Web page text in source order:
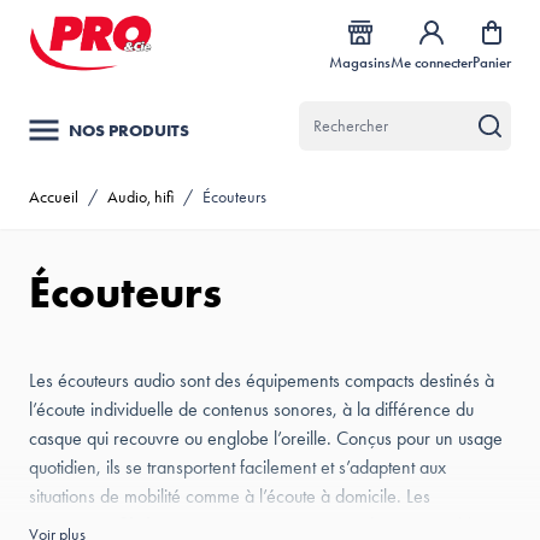
Allez au contenu
MagasinsMe connecterPanier
NOS PRODUITS
Accueil / Audio, hifi / Écouteurs
Écouteurs
Les écouteurs audio sont des équipements compacts destinés à
l’écoute individuelle de contenus sonores, à la différence du
casque qui recouvre ou englobe l’oreille. Conçus pour un usage
quotidien, ils se transportent facilement et s’adaptent aux
situations de mobilité comme à l’écoute à domicile. Les
écouteurs filaires
Voir plus